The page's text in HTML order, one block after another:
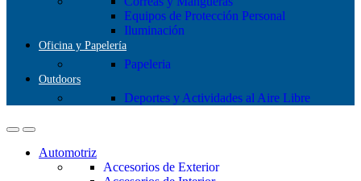
Equipos de Protección Personal
Iluminación
Oficina y Papelería
Papeleria
Outdoors
Deportes y Actividades al Aire Libre
Automotriz
Accesorios de Exterior